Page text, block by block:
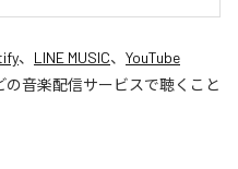
、 LINE MUSIC、 YouTube
の音楽配信サービスで聴くこと